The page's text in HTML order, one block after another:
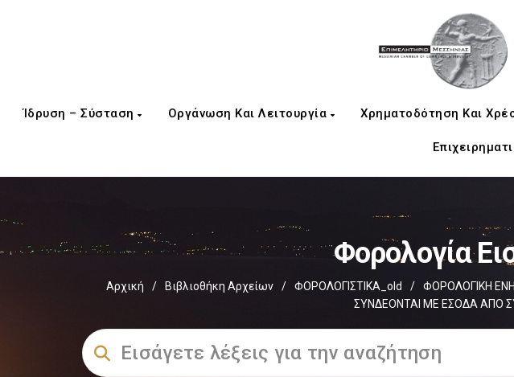
Ίδρυση – Σύσταση Οργάνωση Και Λειτουργία Χρηματοδότηση Και
Φορολογία
Αρχική / Βιβλιοθήκη Αρχείων / ΦΟΡΟΛΟΓΙΣΤΙΚΑ_old / ΦΟΡΟΛΟΓΙΚΗ
ΣΥΝΔΕΟΝΤΑΙ ΜΕ ΕΣΟΔΑ ΑΠΟ